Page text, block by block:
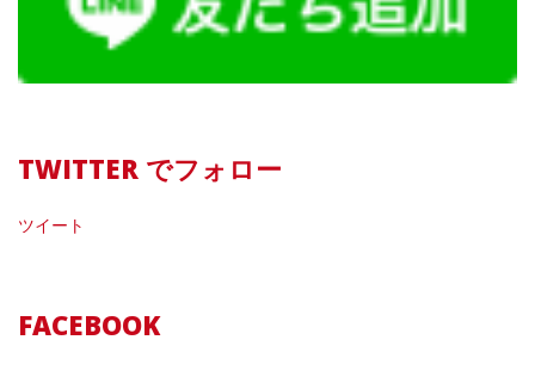
TWITTER でフォロー
ツイート
FACEBOOK